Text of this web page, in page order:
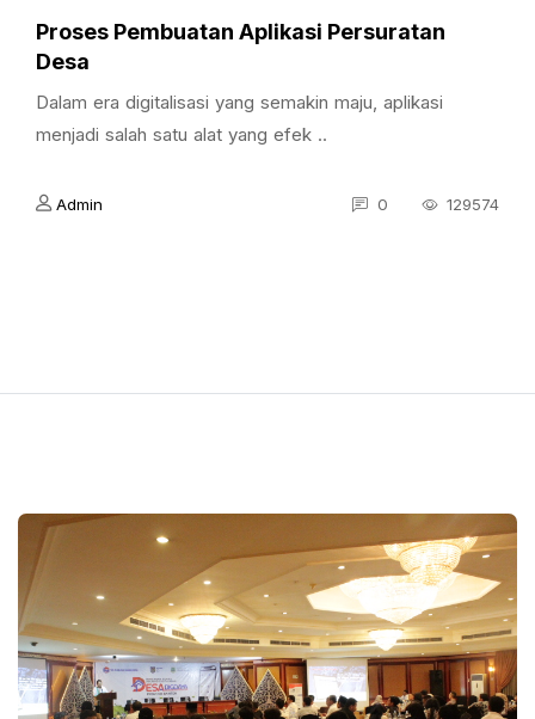
Proses Pembuatan Aplikasi Persuratan
Desa
Dalam era digitalisasi yang semakin maju, aplikasi
menjadi salah satu alat yang efek ..
Admin 0 129574